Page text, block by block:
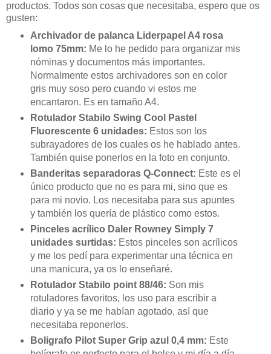
productos. Todos son cosas que necesitaba, espero que os
gusten:
Archivador de palanca Liderpapel A4 rosa
lomo 75mm: Me lo he pedido para organizar mis
nóminas y documentos más importantes.
Normalmente estos archivadores son en color
gris muy soso pero cuando vi estos me
encantaron. Es en tamaño A4.
Rotulador Stabilo Swing Cool Pastel
Fluorescente 6 unidades: Estos son los
subrayadores de los cuales os he hablado antes.
También quise ponerlos en la foto en conjunto.
Banderitas separadoras Q-Connect: Este es el
único producto que no es para mi, sino que es
para mi novio. Los necesitaba para sus apuntes
y también los quería de plástico como estos.
Pinceles acrílico Daler Rowney Simply 7
unidades surtidas: Estos pinceles son acrílicos
y me los pedí para experimentar una técnica en
una manicura, ya os lo enseñaré.
Rotulador Stabilo point 88/46: Son mis
rotuladores favoritos, los uso para escribir a
diario y ya se me habían agotado, así que
necesitaba reponerlos.
Boligrafo Pilot Super Grip azul 0,4 mm: Este